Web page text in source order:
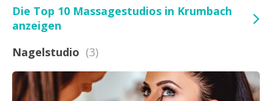
Die Top 10 Massagestudios in Krumbach
anzeigen
Nagelstudio (3)